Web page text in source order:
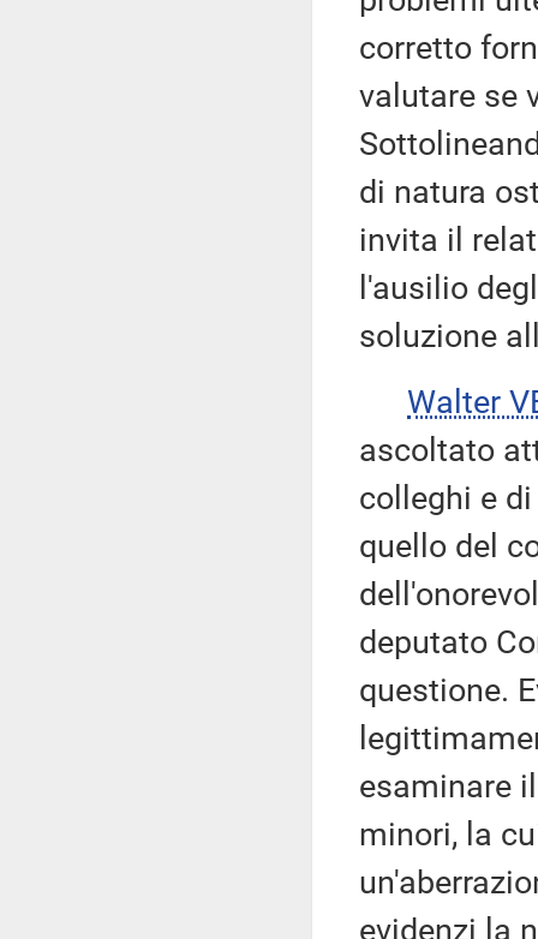
corretto
valutare se
di natura
invita il
l'ausilio
soluzione
Walter
ascoltato
colleghi e
quello del
deputato
questione.
esaminare
minori, la
evidenzi la